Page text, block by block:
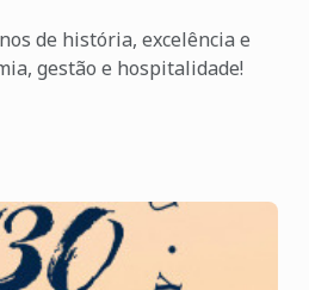
de história, excelência e
gestão e hospitalidade!